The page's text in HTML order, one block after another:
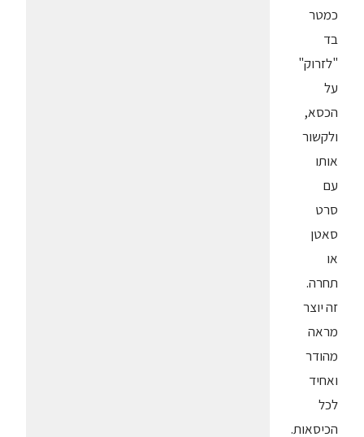
כמטר
בד
"לזרוק"
על
הכסא,
ולקשור
אותו
עם
סרט
סאטן
או
תחרה.
זה יוצר
מראה
מהודר
ואחיד
לכל
הכיסאות.